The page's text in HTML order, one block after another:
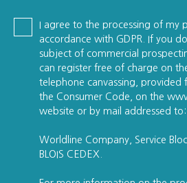
I agree to the processing of my
accordance with GDPR. If you
subject of commercial
can register free of charge on
telephone canvassing,
the Consumer Code, on the
website or by mail addressed to:
Worldline Company, Service
BLOIS CEDEX.